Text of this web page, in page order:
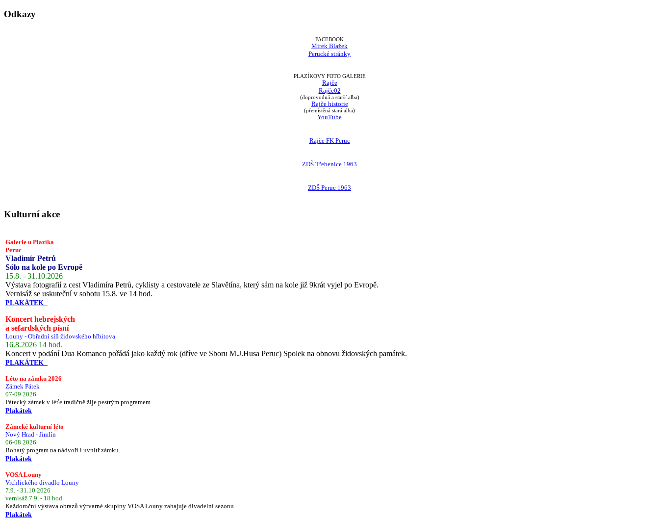
Odkazy
FACEBOOK
Mirek Blažek
Perucké stránky
PLAZÍKOVY FOTO GALERIE
Rajče
Rajče02
(doprovodná a starší alba)
Rajče historie
(přemístěná stará alba)
YouTube
Rajče FK Peruc
ZDŠ Třebenice 1963
ZDŠ Peruc 1963
Kulturní akce
Galerie u Plazíka
Peruc
Vladimír Petrů
Sólo na kole po Evropě
15.8. - 31.10.2026
Výstava fotografií z cest Vladimíra Petrů, cyklisty a cestovatele ze Slavětína, který sám na kole již 9krát vyjel po Evropě.
Vernisáž se uskuteční v sobotu 15.8. ve 14 hod.
PLAKÁTEK
Koncert hebrejských
a sefardských písní
Louny - Obřadní síň židovského hřbitova
16.8.2026 14 hod.
Koncert v podání Dua Romanco pořádá jako každý rok (dříve ve Sboru M.J.Husa Peruc) Spolek na obnovu židovských památek.
PLAKÁTEK
Léto na zámku 2026
Zámek Pátek
07-09 2026
Pátecký zámek v léťe tradičně žije pestrým programem.
Plakátek
Zámeké kulturní léto
Nový Hrad - Jimlín
06-08 2026
Bohatý program na nádvoří i uvnitř zámku.
Plakátek
VOSA Louny
Vrchlického divadlo Louny
7.9. - 31.10 2026
vernisáž 7.9. - 18 hod.
Každoroční výstava obrazů výtvarné skupiny VOSA Louny zahajuje divadelní sezonu.
Plakátek